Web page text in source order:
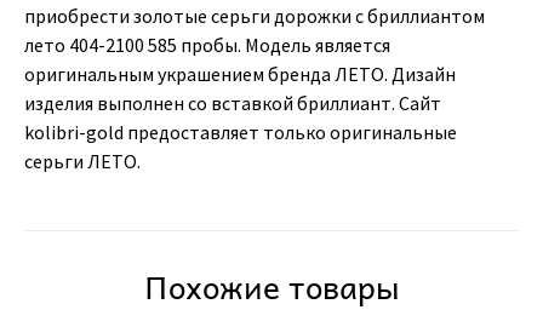
приобрести золотые серьги дорожки с бриллиантом
лето 404-2100 585 пробы. Модель является
оригинальным украшением бренда ЛЕТО. Дизайн
изделия выполнен со вставкой бриллиант. Сайт
kolibri-gold предоставляет только оригинальные
серьги ЛЕТО.
Похожие товары